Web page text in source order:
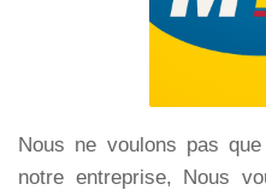
Nous ne voulons pas
notre entreprise, Nous